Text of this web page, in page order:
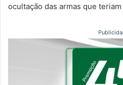
ocultação das armas que